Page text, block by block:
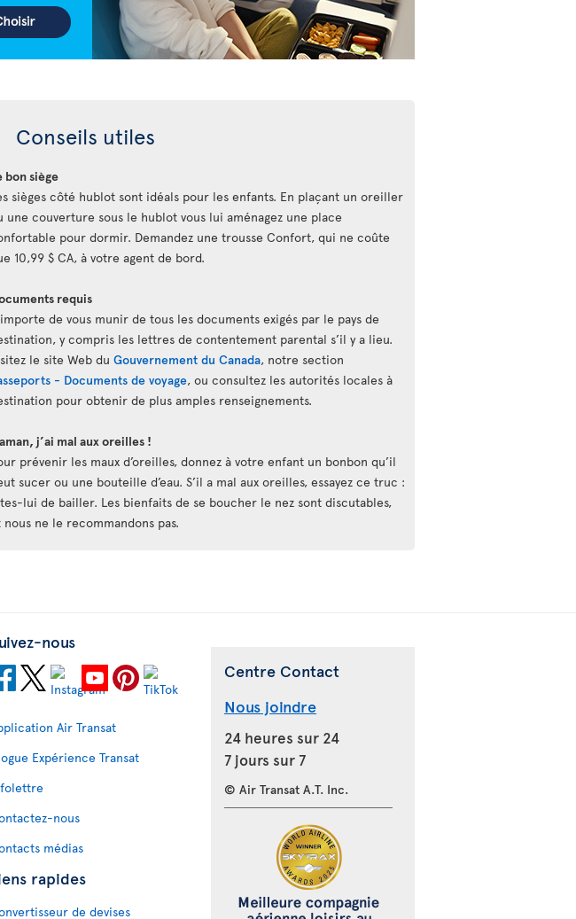
Conseils utiles
bon siège
sièges côté hublot sont idéals pour les enfants. En plaçant un oreiller
une couverture sous le hublot vous lui aménagez une place
pour dormir. Demandez une trousse Confort, qui ne coûte
10,99 $ CA, à votre agent de bord.
requis
de vous munir de tous les documents exigés par le pays de
y compris les lettres de contentement parental s’il y a lieu.
le site Web du Gouvernement du Canada, notre section
- Documents de voyage, ou consultez les autorités locales à
pour obtenir de plus amples renseignements.
j’ai mal aux oreilles !
prévenir les maux d’oreilles, donnez à votre enfant un bonbon qu’il
sucer ou une bouteille d’eau. S’il a mal aux oreilles, essayez ce truc :
lui de bailler. Les bienfaits de se boucher le nez sont discutables,
nous ne le recommandons pas.
nous
Air Transat
Expérience Transat
nous
médias
rapides
de devises
Centre Contact
Nous joindre
24 heures sur 24
7 jours sur 7
© Air Transat A.T. Inc.